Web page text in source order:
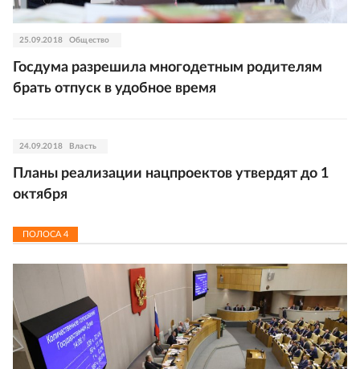
25.09.2018 Общество
Госдума разрешила многодетным родителям
брать отпуск в удобное время
24.09.2018 Власть
Планы реализации нацпроектов утвердят до 1
октября
ПОЛОСА 4